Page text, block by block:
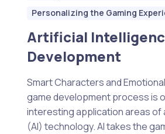
Personalizing the Gaming
Artificial
Development
Smart Characters and
game development process is
interesting application areas of
(AI) technology. AI takes the